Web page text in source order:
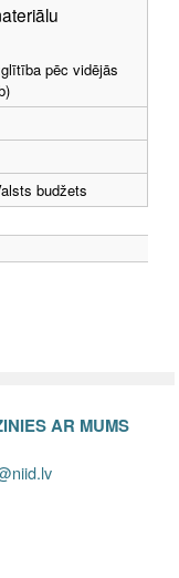
pēc vidējās
budžets
AR MUMS